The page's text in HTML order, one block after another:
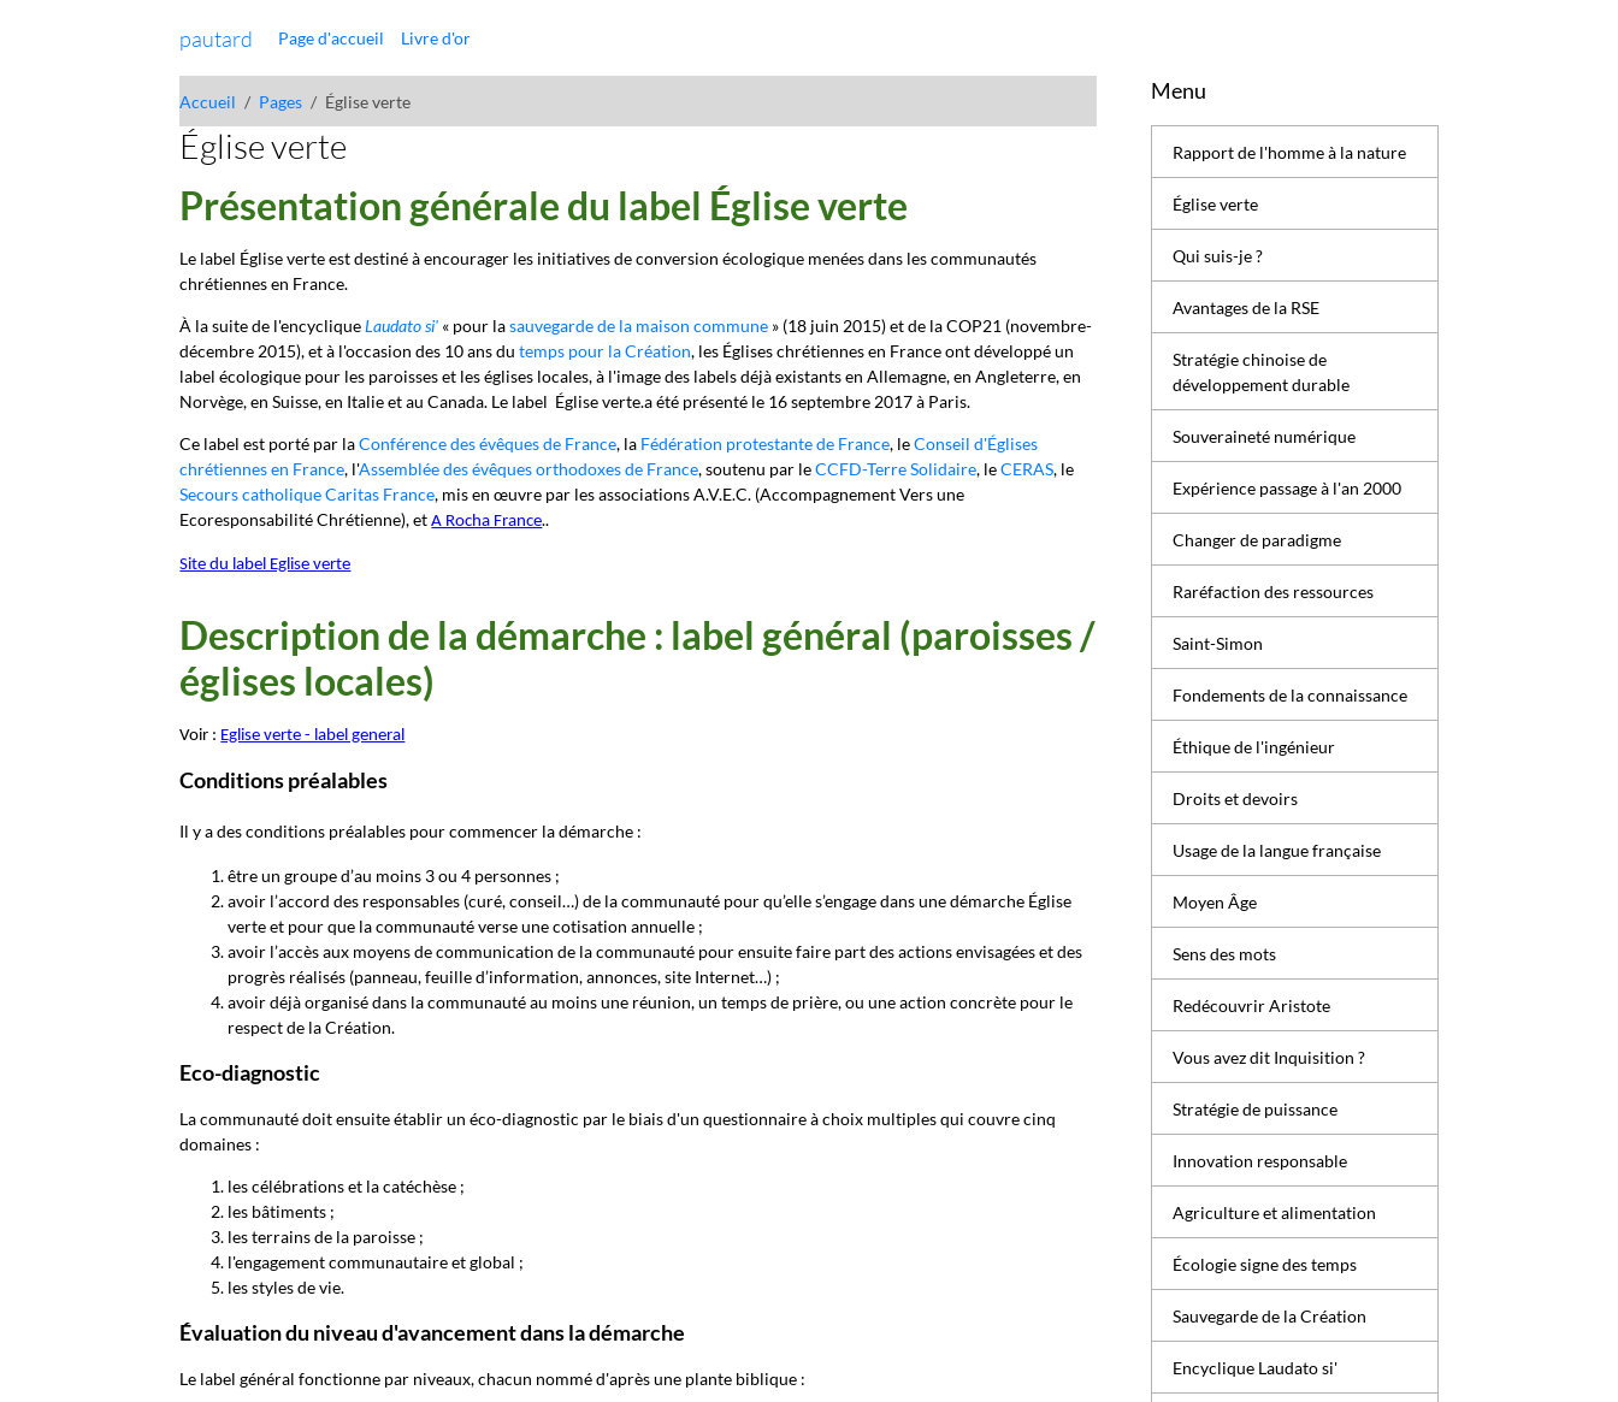
pautard Page d'accueil Livre d'or
Accueil Pages Église verte
Église verte
Présentation générale du label Église verte
Le label Église verte est destiné à encourager les initiatives de conversion écologique menées dans les communautés
chrétiennes en France.
À la suite de l'encycliqueLaudato si' « pour lasauvegarde de la maison commune » (18 juin 2015) et de la COP21 (novembre-
décembre 2015), et à l'occasion des 10 ans dutemps pour la Création, les Églises chrétiennes en France ont développé un
label écologique pour les paroisses et les églises locales, à l'image des labels déjà existants en Allemagne, en Angleterre, en
Norvège, en Suisse, en Italie et au Canada. Le label Église verte.a été présenté le 16 septembre 2017 à Paris.
Ce label est porté par laConférence des évêques de France, la Fédération protestante de France, leConseil d'Églises
chrétiennes en France, l'Assemblée des évêques orthodoxes de France, soutenu par leCCFD-Terre Solidaire, leCERAS, le
Secours catholique Caritas France, mis en œuvre par les associations A.V.E.C. (Accompagnement Vers une
Ecoresponsabilité Chrétienne), etA Rocha France..
Site du label Eglise verte
Description de la démarche : label général (paroisses /
églises locales)
Voir : Eglise verte - label general
Conditions préalables
Il y a des conditions préalables pour commencer la démarche :
être un groupe d’au moins 3 ou 4 personnes ;
avoir l’accord des responsables (curé, conseil…) de la communauté pour qu’elle s’engage dans une démarche Église
verte et pour que la communauté verse une cotisation annuelle ;
avoir l’accès aux moyens de communication de la communauté pour ensuite faire part des actions envisagées et des
progrès réalisés (panneau, feuille d’information, annonces, site Internet…) ;
avoir déjà organisé dans la communauté au moins une réunion, un temps de prière, ou une action concrète pour le
respect de la Création.
Eco-diagnostic
La communauté doit ensuite établir un éco-diagnostic par le biais d'un questionnaire à choix multiples qui couvre cinq
domaines :
les célébrations et la catéchèse ;
les bâtiments ;
les terrains de la paroisse ;
l'engagement communautaire et global ;
les styles de vie.
Évaluation du niveau d'avancement dans la démarche
Le label général fonctionne par niveaux, chacun nommé d'après une plante biblique :
Menu
Rapport de l'homme à la nature
Église verte
Qui suis-je ?
Avantages de la RSE
Stratégie chinoise de
développement durable
Souveraineté numérique
Expérience passage à l'an 2000
Changer de paradigme
Raréfaction des ressources
Saint-Simon
Fondements de la connaissance
Éthique de l'ingénieur
Droits et devoirs
Usage de la langue française
Moyen Âge
Sens des mots
Redécouvrir Aristote
Vous avez dit Inquisition ?
Stratégie de puissance
Innovation responsable
Agriculture et alimentation
Écologie signe des temps
Sauvegarde de la Création
Encyclique Laudato si'